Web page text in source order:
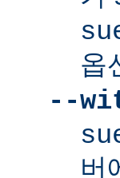
옵
--
버